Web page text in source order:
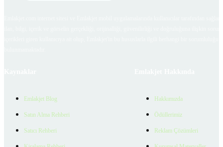
Emlakjet Blog
Satın Alma Rehberi
Satıcı Rehberi
Hakkımızda
Ödüllerimiz
Reklam Çözümleri